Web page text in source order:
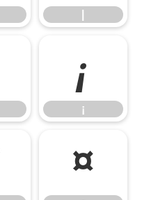
¡
¡
¤